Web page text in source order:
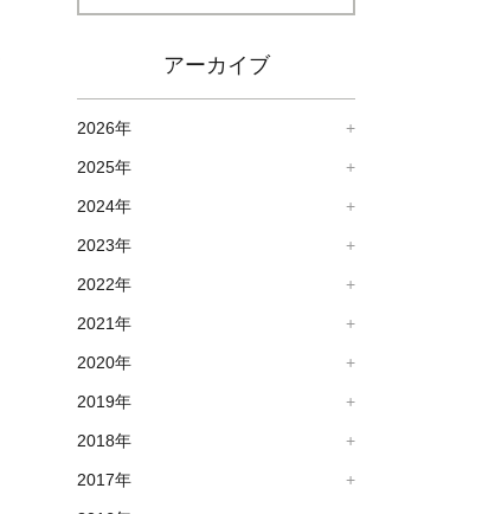
アーカイブ
2026年
2025年
2024年
2023年
2022年
2021年
2020年
2019年
2018年
2017年